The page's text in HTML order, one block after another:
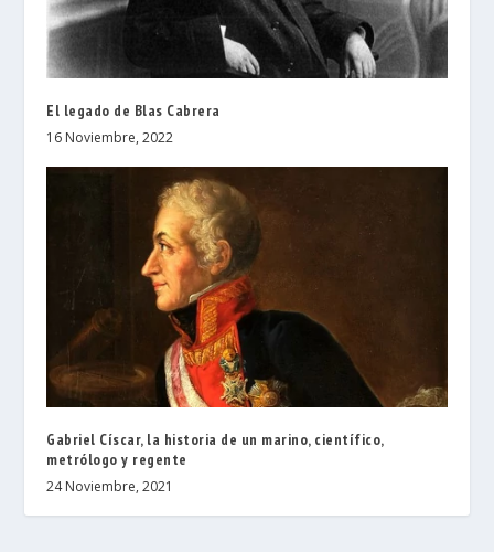
El legado de Blas Cabrera
16 Noviembre, 2022
Gabriel Císcar, la historia de un marino, científico,
metrólogo y regente
24 Noviembre, 2021